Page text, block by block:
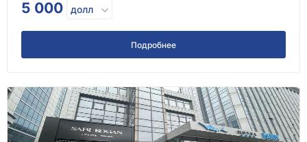
5 000 долл
Подробнее